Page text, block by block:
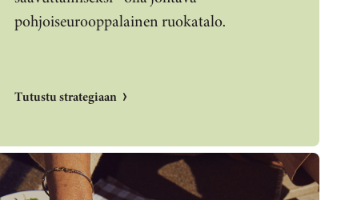
pohjoiseurooppalainen ruokatalo.
Tutustu strategiaan